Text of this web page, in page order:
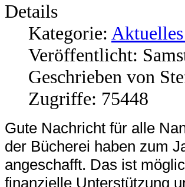
Details
Kategorie:
Veröffentlicht:
Geschrieben von
Zugriffe: 75448
Gute Nachricht für alle
der Bücherei haben zum J
angeschafft. Das ist mög
finanzielle Unterstützung